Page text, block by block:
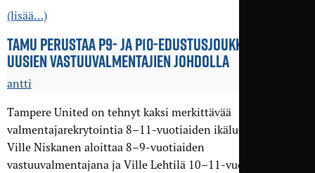
(lisää…)
TAMU PERUSTAA P9- JA P10-EDUSTUS­JOUKKUEET
UUSIEN VASTUU­VALMENTAJIEN JOHDOLLA
antti
Tampere United on tehnyt kaksi merkittävää
valmentajarekrytointia 8–11-vuotiaiden ikäluokkiin, kun
Ville Niskanen aloittaa 8–9-vuotiaiden
vastuuvalmentajana ja Ville Lehtilä 10–11-vuotiaiden